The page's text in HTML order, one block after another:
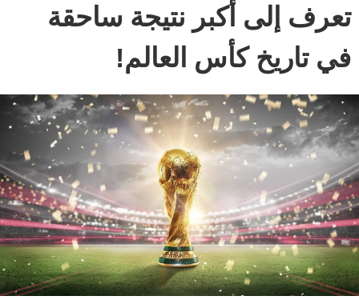
تعرف إلى أكبر نتيجة ساحقة
في تاريخ كأس العالم!